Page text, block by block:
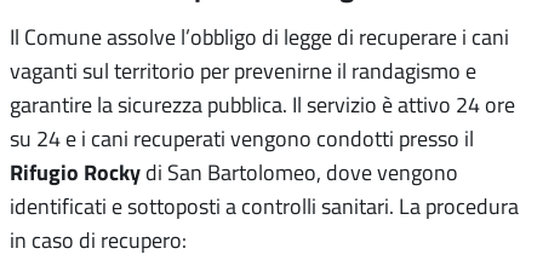
Il Comune assolve l’obbligo di legge di recuperare i cani
vaganti sul territorio per prevenirne il randagismo e
garantire la sicurezza pubblica. Il servizio è attivo 24 ore
su 24 e i cani recuperati vengono condotti presso il
Rifugio Rocky di San Bartolomeo, dove vengono
identificati e sottoposti a controlli sanitari. La procedura
in caso di recupero: